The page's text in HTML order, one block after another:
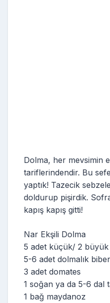
Dolma, her mevsimin
tariflerindendir. Bu
yaptık! Tazecik
doldurup pişirdik.
kapış kapış gitti!
Nar Ekşili Dolma
5 adet küçük/ 2 büyük
5-6 adet dolmalık biber
3 adet domates
1 soğan ya da 5-6 dal
1 bağ maydanoz